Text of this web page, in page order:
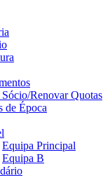
Renovar Quotas
de Época
Equipa Principal
Equipa B